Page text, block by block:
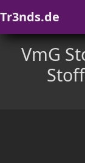
Tr3nds.de
VmG